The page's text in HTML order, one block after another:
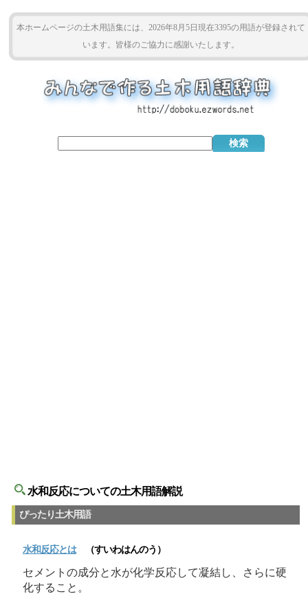
本ホームページの土木用語集には、2026年8月5日現在3395の用語が登録されて
います。皆様のご協力に感謝いたします。
水和反応についての土木用語解説
ぴったり土木用語
水和反応とは（すいわはんのう）
セメントの成分と水が化学反応して凝結し、さらに硬
化すること。